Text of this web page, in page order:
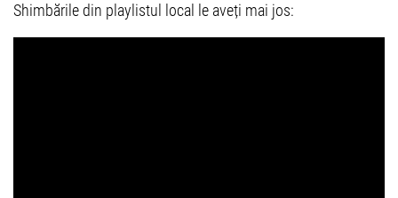
Shimbările din playlistul local le aveți mai jos: